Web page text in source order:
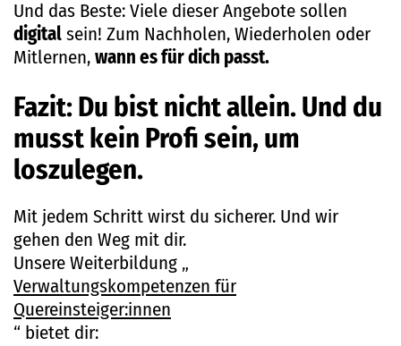
Und das Beste: Viele dieser Angebote sollen
digitalsein! Zum Nachholen, Wiederholen oder
Mitlernen,wann es für dich passt.
Fazit: Du bist nicht allein. Und du
musst kein Profi sein, um
loszulegen.
Mit jedem Schritt wirst du sicherer. Und wir
gehen den Weg mit dir.
Unsere Weiterbildung „
Verwaltungskompetenzen für
Quereinsteiger:innen
“ bietet dir: